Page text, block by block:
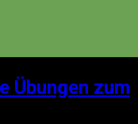
Übungen zum